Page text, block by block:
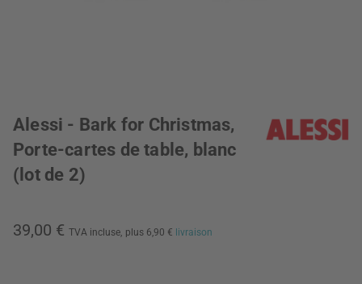
Alessi - Bark for Christmas,
Porte-cartes de table, blanc
(lot de 2)
39,00 € TVA incluse, plus 6,90 € livraison